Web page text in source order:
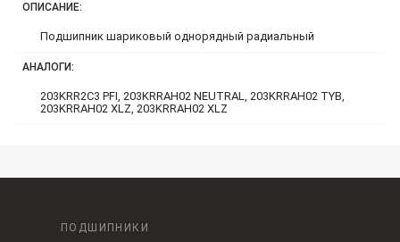
ОПИСАНИЕ:
Подшипник шариковый однорядный радиальный
АНАЛОГИ:
203KRR2C3 PFI, 203KRRAH02 NEUTRAL, 203KRRAH02 TYB,
203KRRAH02 XLZ, 203KRRAH02 XLZ
ПОДШИПНИКИ